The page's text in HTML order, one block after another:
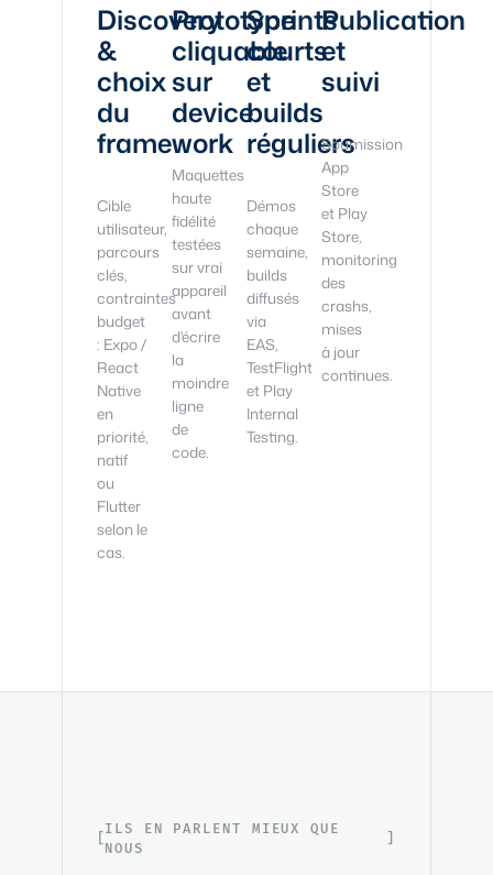
Discovery
&
choix
du
framework
Cible
utilisateur,
parcours
clés,
contraintes
budget
: Expo /
React
Native
en
priorité,
natif
ou
Flutter
selon le
cas.
Prototype
cliquable
sur
device
Maquettes
haute
fidélité
testées
sur vrai
appareil
avant
d'écrire
la
moindre
ligne
de
code.
Sprints
courts
et
builds
réguliers
Démos
chaque
semaine,
builds
diffusés
via
EAS,
TestFlight
et Play
Internal
Testing.
Publication
et
suivi
Soumission
App
Store
et Play
Store,
monitoring
des
crashs,
mises
à jour
continues.
ILS EN PARLENT MIEUX QUE
NOUS